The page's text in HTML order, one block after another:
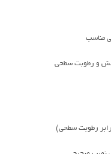
خش و رطوبت سطحی
رطوبت سطحی)